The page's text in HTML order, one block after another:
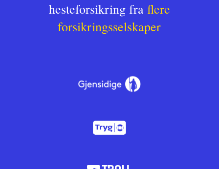
hesteforsikring fra flere
forsikringsselskaper